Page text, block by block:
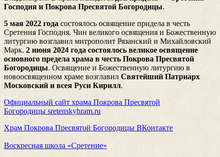
Господня и Покрова Пресвятой Богородицы.
5 мая 2022 года состоялось освящение придела в честь
Сретения Господня. Чин великого освящения и Божественную
литургию возглавил митрополит Рязанский и Михайловский
Марк. 2 июня 2024 года состоялось великое освящение
основного предела храма в честь Покрова Пресвятой
Богородицы. Освящение и Божественную литургию в
новоосвященном храме возглавил Святейший Патриарх
Московский и всея Руси Кирилл.
Официальный сайт храма Покрова Пресвятой
Богородицы sretenskyhram.ru
Храм Покрова Пресвятой Богородицы ВКонтакте
Воскресная школа «Сретение»